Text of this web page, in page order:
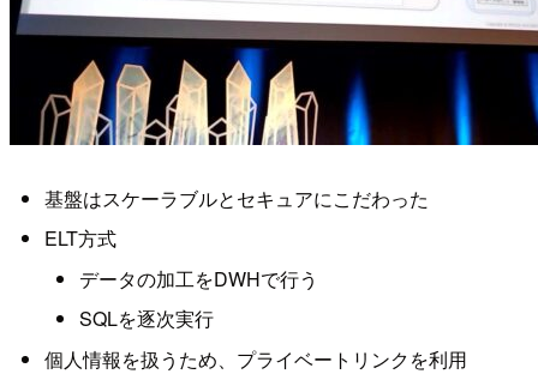
基盤はスケーラブルとセキュアにこだわった
ELT方式
データの加工をDWHで行う
SQLを逐次実行
個人情報を扱うため、プライベートリンクを利用